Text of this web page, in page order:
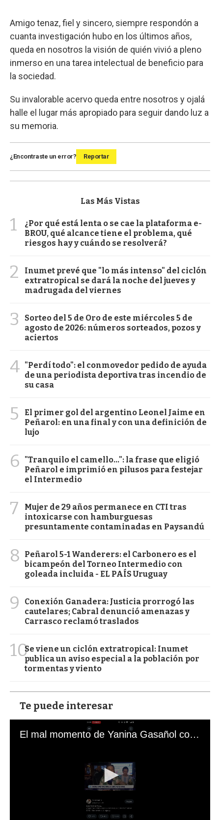
Amigo tenaz, fiel y sincero, siempre respondón a
cuanta investigación hubo en los últimos años,
queda en nosotros la visión de quién vivió a pleno
inmerso en una tarea intelectual de beneficio para
la sociedad.
Su invalorable acervo queda entre nosotros y ojalá
halle el lugar más apropiado para seguir dando luz a
su memoria.
¿Encontraste un error? Reportar
Las Más Vistas
1
¿Por qué está lenta o se cae la plataforma e-
BROU, qué alcance tiene el problema, qué
riesgos hay y cuándo se resolverá?
2
Inumet prevé que "lo más intenso" del ciclón
extratropical se dará la noche del jueves y
madrugada del viernes
3
Sorteo del 5 de Oro de este miércoles 5 de
agosto de 2026: números sorteados, pozos y
aciertos
4 "Perdí todo": el conmovedor pedido de ayuda
de una periodista deportiva tras incendio de
su casa
5
El primer gol del argentino Leonel Jaime en
Peñarol: en una final y con una definición de
lujo
6
"Tranquilo el camello...": la frase que eligió
Peñarol e imprimió en pilusos para festejar
el Intermedio
7
Mujer de 29 años permanece en CTI tras
intoxicarse con hamburguesas
presuntamente contaminadas en Paysandú
8
Peñarol 5-1 Wanderers: el Carbonero es el
bicampeón del Torneo Intermedio con
goleada incluida - EL PAÍS Uruguay
9
Conexión Ganadera: Justicia prorrogó las
cautelares; Cabral denunció amenazas y
Carrasco reclamó traslados
10Se viene un ciclón extratropical: Inumet
publica un aviso especial a la población por
tormentas y viento
Te puede interesar
El mal momento de Yanina Gasañol con un hincha argentino en "Subrayado"